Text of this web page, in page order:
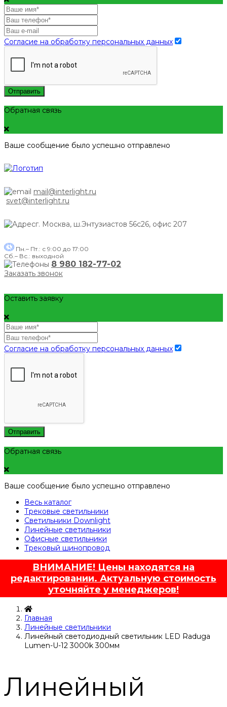
Согласие на обработку персональных данных
Отправить
Обратная связь
Ваше сообщение было успешно отправлено
mail@interlight.ru
svet@interlight.ru
г. Москва, ш.Энтузиастов 56с26, офис 207
Пн.– Пт.: с 9:00 до 17:00
Сб.– Вс.: выходной
8 980 182-77-02
Заказать звонок
Оставить заявку
Согласие на обработку персональных данных
Отправить
Обратная связь
Ваше сообщение было успешно отправлено
Весь каталог
Трековые светильники
Светильники Downlight
Линейные светильники
Офисные светильники
Трековый шинопровод
ВНИМАНИЕ! Цены находятся на
редактировании. Актуальную стоимость
уточняйте у менеджеров!
Главная
Линейные светильники
Линейный светодиодный светильник LED Raduga
Lumen-U-12 3000k 300мм
Линейный